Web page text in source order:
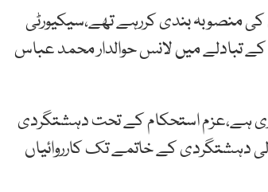
کی منصوبہ بندی کررہے تھے،سیکیورٹی
کے تبادلے میں لانس حوالدار محمد عباس
ہے،عزم استحکام کے تحت دہشتگردی
دہشتگردی کے خاتمے تک کارروائیاں